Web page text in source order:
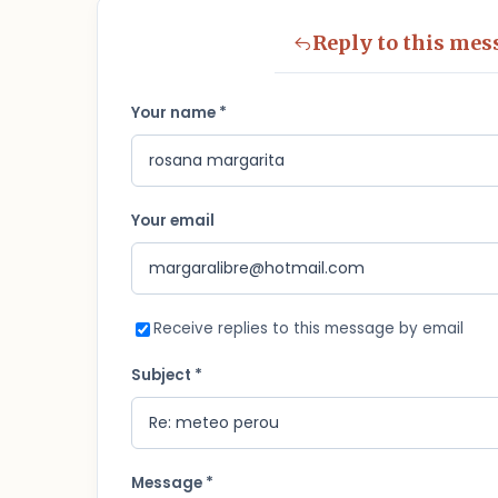
Reply to this
Your name *
Your email
Receive replies to this message by email
Subject *
Message *